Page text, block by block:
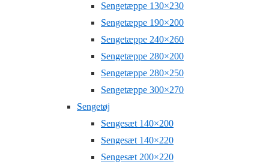
Sengetæppe 130×230
Sengetæppe 190×200
Sengetæppe 240×260
Sengetæppe 280×200
Sengetæppe 280×250
Sengetæppe 300×270
Sengetøj
Sengesæt 140×200
Sengesæt 140×220
Sengesæt 200×220